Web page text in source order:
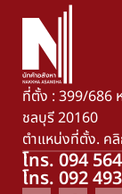
ที่ตั้ง : 399/686
ชลบุรี 20160
ตำแหน่งที่ตั้ง. ค
โทร. 094
โทร. 092